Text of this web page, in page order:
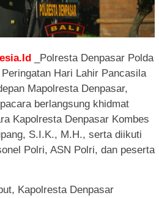
_Polresta Denpasar Polda
Hari Lahir Pancasila
Mapolresta Denpasar,
berlangsung khidmat
Kapolresta Denpasar Kombes
S.I.K., M.H., serta diikuti
Polri, ASN Polri, dan peserta
Kapolresta Denpasar